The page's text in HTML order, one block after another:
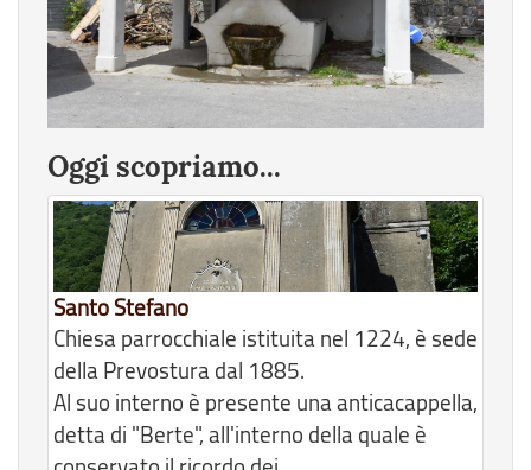
Oggi scopriamo...
Santo Stefano
Chiesa parrocchiale istituita nel 1224, è sede
della Prevostura dal 1885.
Al suo interno è presente una anticacappella,
detta di "Berte", all'interno della quale è